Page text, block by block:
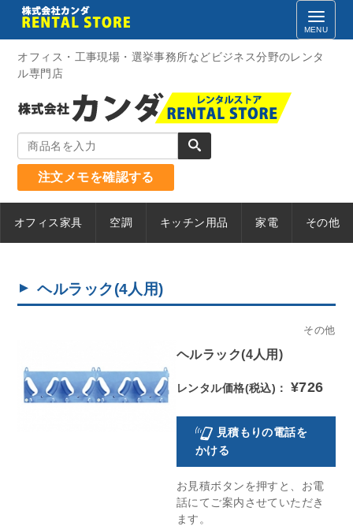
content
オフィス・工事現場・選挙事務所などビジネス分野のレンタ
ル専門店
注文メモを確認する
オフィス家具 空調 キッチン用品 家電 その他
ヘルラック(4人用)
その他
ヘルラック(4人用)
レンタル価格(税込)：¥726
見積もりの電話を
かける
お見積ボタンを押すと、お電
話にてご案内させていただき
ます。